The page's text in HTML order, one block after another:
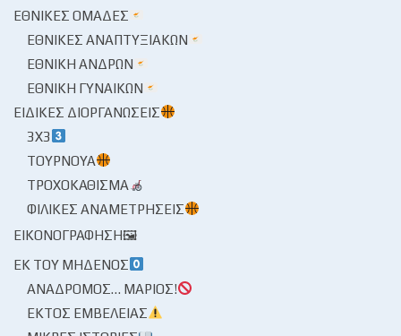
ΕΘΝΙΚΈΣ ΟΜΆΔΕΣ
ΕΘΝΙΚΈΣ ΑΝΑΠΤΥΞΙΑΚΏΝ
ΕΘΝΙΚΉ ΑΝΔΡΏΝ
ΕΘΝΙΚΉ ΓΥΝΑΙΚΏΝ
ΕΙΔΙΚΈΣ ΔΙΟΡΓΑΝΏΣΕΙΣ
3X3
ΤΟΥΡΝΟΥΆ
ΤΡΟΧΟΚΆΘΙΣΜΑ
ΦΙΛΙΚΈΣ ΑΝΑΜΕΤΡΉΣΕΙΣ
ΕΙΚΟΝΟΓΡΆΦΗΣΗ🖼
ΕΚ ΤΟΥ ΜΗΔΕΝΌΣ
ΑΝΆΔΡΟΜΟΣ… ΜΆΡΙΟΣ!
ΕΚΤΌΣ ΕΜΒΈΛΕΙΑΣ